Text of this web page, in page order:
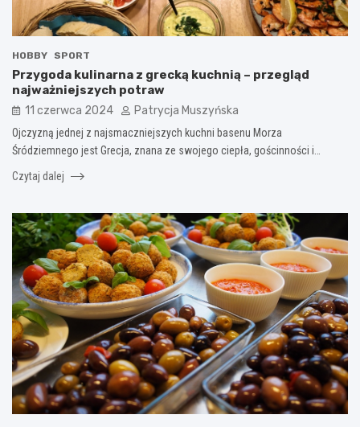
HOBBY SPORT
Przygoda kulinarna z grecką kuchnią – przegląd
najważniejszych potraw
11 czerwca 2024 Patrycja Muszyńska
Ojczyzną jednej z najsmaczniejszych kuchni basenu Morza
Śródziemnego jest Grecja, znana ze swojego ciepła, gościnności i…
Czytaj dalej